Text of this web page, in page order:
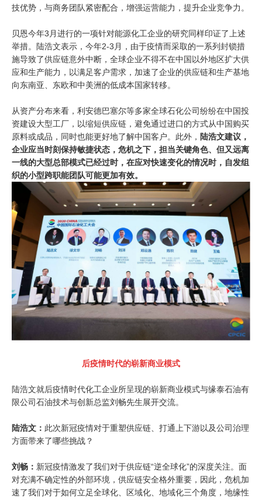
技优势，与商务团队紧密配合，增强运营能力，提升企业竞争力。
贝恩今年3月进行的一项针对能源化工企业的研究同样印证了上述
举措。陆浩文表示，今年2-3月，由于疫情而采取的一系列封锁措
施导致了供应链意外中断，全球企业不得不在中国以外地区扩大供
应和生产能力，以满足客户需求，加速了企业的供应链和生产基地
向东南亚、东欧和中美洲的低成本国家转移。
从资产分布来看，利安德巴塞尔等多家全球石化公司纷纷在中国投
资建设大型工厂，以缩短供应链，避免通过进口的方式从中国购买
原料或成品，同时也能更好地了解中国客户。此外， 陆浩文建议，
企业应当时刻保持敏捷状态，危机之下，担当关键角色、但又远离
一线的大型总部模式已经过时，在应对快速变化的情况时，自发组
织的小型跨职能团队可能更加有效。
后疫情时代的崭新商业模式
陆浩文就后疫情时代化工企业所呈现的崭新商业模式与缘泰石油有
限公司石油技术与创新总监刘畅先生展开交流。
陆浩文： 此次新冠疫情对于重塑供应链、打通上下游以及公司治理
方面带来了哪些挑战？
刘畅： 新冠疫情激发了我们对于供应链“逆全球化”的深度关注。面
对充满不确定性的外部环境，供应链安全格外重要，因此，危机加
速了我们对于如何立足全球化、区域化、地域化三个角度，地缘性